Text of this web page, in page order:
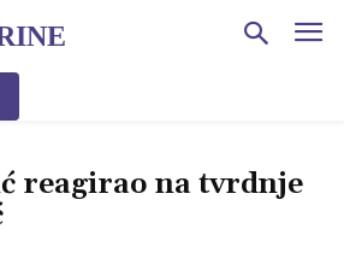
reagirao na tvrdnje